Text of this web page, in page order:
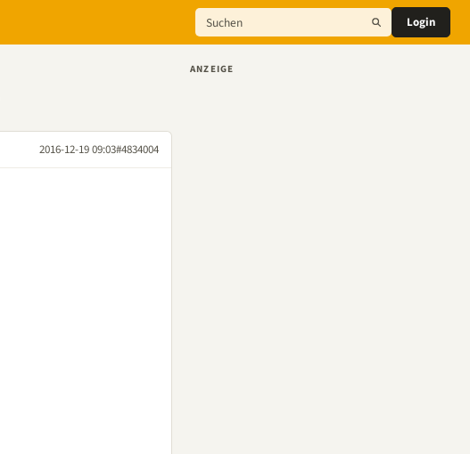
Login
2016-12-19 09:03#4834004
ANZEIGE